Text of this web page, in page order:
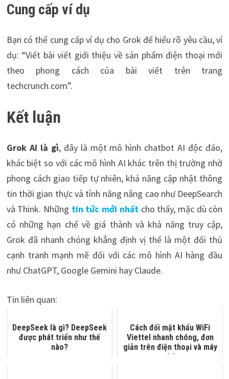
Cung cấp ví dụ
Bạn có thể cung cấp ví dụ cho Grok để hiểu rõ yêu cầu, ví
dụ: “Viết bài viết giới thiệu về sản phẩm điện thoại mới
theo phong cách của bài viết trên trang
techcrunch.com”.
Kết luận
Grok AI là gì, đây là một mô hình chatbot AI độc đáo,
khác biệt so với các mô hình AI khác trên thị trường nhờ
phong cách giao tiếp tự nhiên, khả năng cập nhật thông
tin thời gian thực và tính năng nâng cao như DeepSearch
và Think. Những tin tức mới nhấtcho thấy, mặc dù còn
có những hạn chế về giá thành và khả năng truy cập,
Grok đã nhanh chóng khẳng định vị thế là một đối thủ
cạnh tranh mạnh mẽ đối với các mô hình AI hàng đầu
như ChatGPT, Google Gemini hay Claude.
Tin liên quan:
DeepSeek là gì? DeepSeek
được phát triển như thế
nào?
Cách đổi mật khẩu WiFi
Viettel nhanh chóng, đơn
giản trên điện thoại và máy
tính